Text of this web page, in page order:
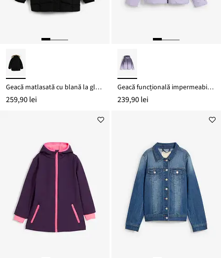
Geacă matlasată cu blană la glugă și căptușeală călduroasă
259,90 lei
Geacă funcțională impermeabilă cu glugă
239,90 lei